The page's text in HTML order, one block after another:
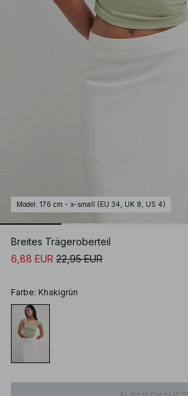
Model : 176 cm - x-small (EU 34, UK 8, US 4)
Breites Trägeroberteil
6,88 EUR 22,95 EUR
Farbe: Khakigrün